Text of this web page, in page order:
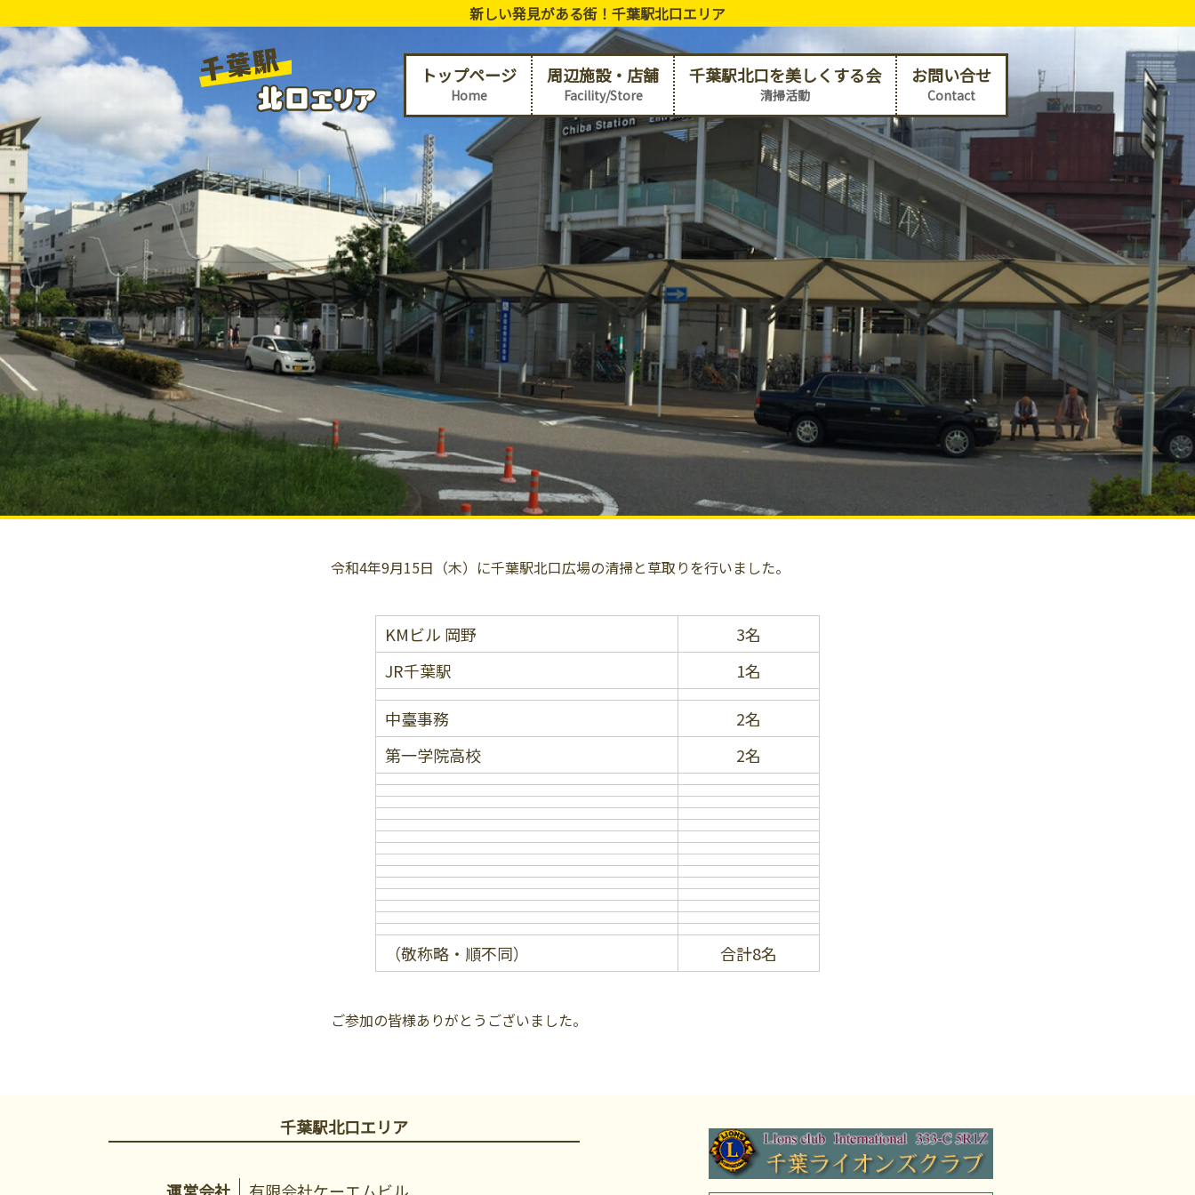
新しい発見がある街！千葉駅北口エリア
トップページ
Home
周辺施設・店舗
Facility/Store
千葉駅北口を美しくする会
清掃活動
お問い合せ
Contact
令和4年9月15日（木）に千葉駅北口広場の清掃と草取りを行いました。
KMビル 岡野
3名
JR千葉駅
1名
中臺事務
2名
第一学院高校
2名
（敬称略・順不同） 合計8名
ご参加の皆様ありがとうございました。
千葉駅北口エリア